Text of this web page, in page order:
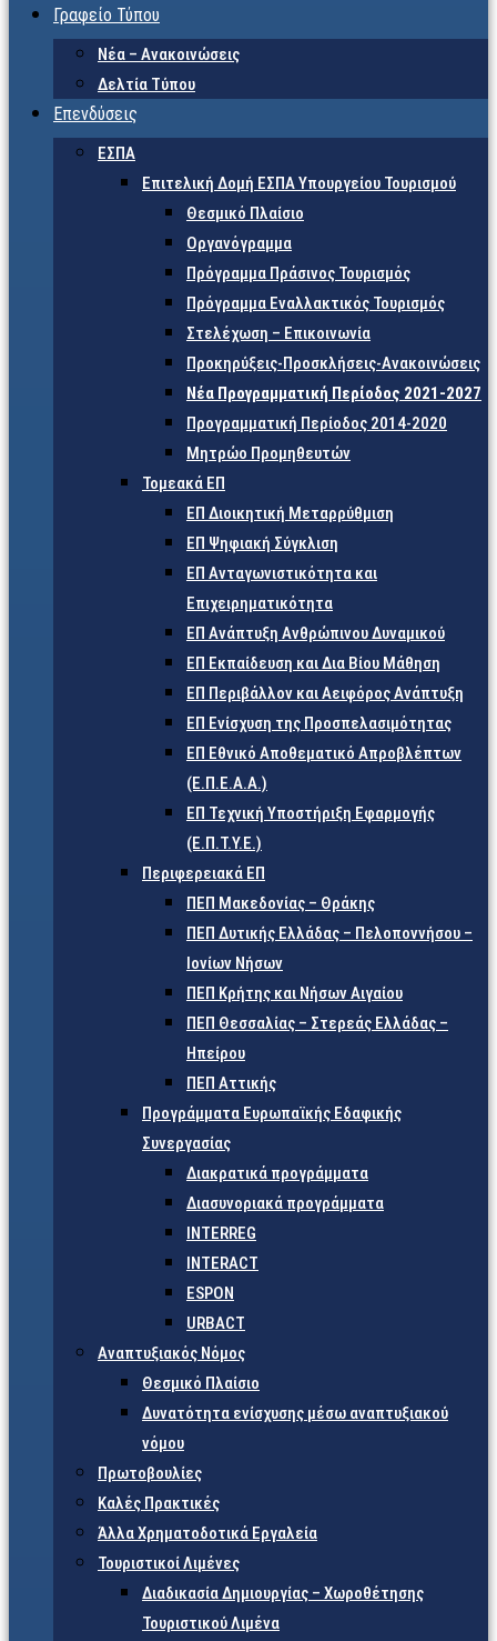
Γραφείο Τύπου
Νέα – Ανακοινώσεις
Δελτία Τύπου
Επενδύσεις
ΕΣΠΑ
Επιτελική Δομή ΕΣΠΑ Υπουργείου Τουρισμού
Θεσμικό Πλαίσιο
Οργανόγραμμα
Πρόγραμμα Πράσινος Τουρισμός
Πρόγραμμα Εναλλακτικός Τουρισμός
Στελέχωση – Επικοινωνία
Προκηρύξεις-Προσκλήσεις-Ανακοινώσεις
Νέα Προγραμματική Περίοδος 2021-2027
Προγραμματική Περίοδος 2014-2020
Μητρώο Προμηθευτών
Τομεακά ΕΠ
ΕΠ Διοικητική Μεταρρύθμιση
ΕΠ Ψηφιακή Σύγκλιση
ΕΠ Ανταγωνιστικότητα και
Επιχειρηματικότητα
ΕΠ Ανάπτυξη Ανθρώπινου Δυναμικού
ΕΠ Εκπαίδευση και Δια Βίου Μάθηση
ΕΠ Περιβάλλον και Αειφόρος Ανάπτυξη
ΕΠ Ενίσχυση της Προσπελασιμότητας
ΕΠ Εθνικό Αποθεματικό Απροβλέπτων
(Ε.Π.Ε.Α.Α.)
ΕΠ Τεχνική Υποστήριξη Εφαρμογής
(Ε.Π.Τ.Υ.Ε.)
Περιφερειακά ΕΠ
ΠΕΠ Μακεδονίας – Θράκης
ΠΕΠ Δυτικής Ελλάδας – Πελοποννήσου –
Ιονίων Νήσων
ΠΕΠ Κρήτης και Νήσων Αιγαίου
ΠΕΠ Θεσσαλίας – Στερεάς Ελλάδας –
Ηπείρου
ΠΕΠ Αττικής
Προγράμματα Ευρωπαϊκής Εδαφικής
Συνεργασίας
Διακρατικά προγράμματα
Διασυνοριακά προγράμματα
INTERREG
INTERACT
ESPON
URBACT
Αναπτυξιακός Νόμος
Θεσμικό Πλαίσιο
Δυνατότητα ενίσχυσης μέσω αναπτυξιακού
νόμου
Πρωτοβουλίες
Καλές Πρακτικές
Άλλα Χρηματοδοτικά Εργαλεία
Τουριστικοί Λιμένες
Διαδικασία Δημιουργίας – Χωροθέτησης
Τουριστικού Λιμένα